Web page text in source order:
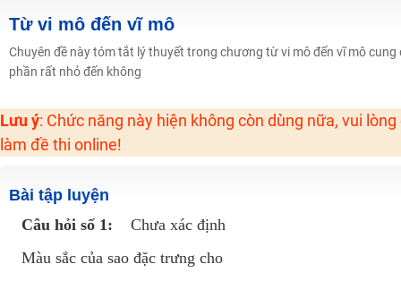
2K6! Lộ Trình Sun 2024 - Ba bước luyện thi TN THPT - ĐH ít nhất 25 điểm
Hot! Lễ hội đồng giá 449K - 499K toàn bộ khoá học tại Tuyensinh247
Khuyến Mãi Khoá Học 1K Chỉ Từ 11-13/09/2024
Khai giảng các khóa lớp 9 Toán - Lý - Hóa - Văn - Anh năm 2018
Khai giảng khóa Ngữ văn 7 - xây nền vững chắc cho tương lai!
Từ vi mô đến vĩ mô
Chuyên đề này tóm tắt lý thuyết trong chương từ vi mô đến vĩ mô
phần rất nhỏ đến không
Lưu ý: Chức năng này hiện không còn dùng nữa, vui
làm đề thi online!
Bài tập luyện
Câu hỏi số 1:
Chưa xác định
Màu sắc của sao đặc trưng cho